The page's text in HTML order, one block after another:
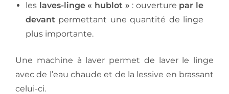
les laves-linge « hublot » : ouverture par le
devant permettant une quantité de linge
plus importante.
Une machine à laver permet de laver le linge
avec de l’eau chaude et de la lessive en brassant
celui-ci.